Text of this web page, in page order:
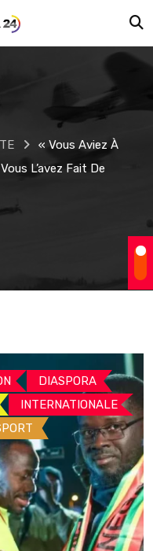
« Vous Aviez À
L’avez Fait De
DIASPORA
INTERNATIONALE